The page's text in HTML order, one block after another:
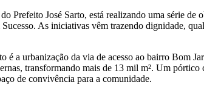
Prefeito José Sarto, está realizando uma série
As iniciativas vêm trazendo dignidade,
é a urbanização da via de acesso ao bairro Bom
transformando mais de 13 mil m². Um
de convivência para a comunidade.